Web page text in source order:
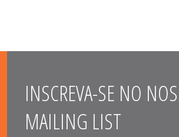
INSCREVA-SE NO
MAILING LIST